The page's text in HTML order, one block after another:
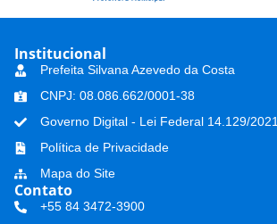
Institucional
Prefeita Silvana Azevedo da Costa
CNPJ: 08.086.662/0001-38
Governo Digital - Lei Federal 14.129/2021
Política de Privacidade
Mapa do Site
Contato
+55 84 3472-3900